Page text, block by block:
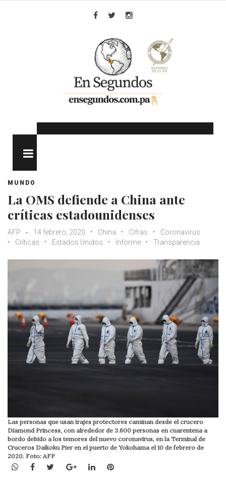
MUNDO
La OMS defiende a China ante
críticas estadounidenses
AFP 14 febrero, 2020 China Cifras
Coronavirus
Críticas
Estados Unidos Informe Transparencia
Las personas que usan trajes protectores caminan desde el crucero
Diamond Princess, con alrededor de 3.600 personas en cuarentena a
bordo debido a los temores del nuevo coronavirus, en la Terminal de
Cruceros Daikoku Pier en el puerto de Yokohama el 10 de febrero de
2020. Foto: AFP
WhatsApp
Facebook
TwitterGoogle+LinkedInPinterest